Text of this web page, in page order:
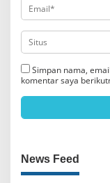
Simpan nama,
komentar saya
News Feed